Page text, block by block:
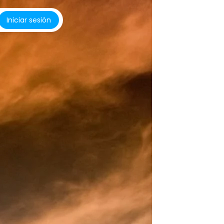
Iniciar sesión